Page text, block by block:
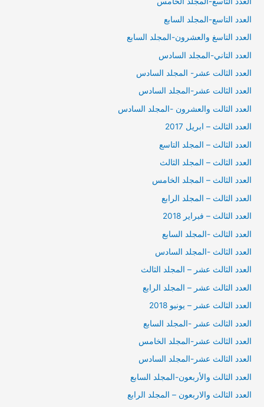
العدد التاسع-المجلد السابع
العدد التاسغ والعشرون-المجلد السابع
العدد التاني-المجلد السادس
العدد الثالت عشر- المجلد السادس
العدد الثالت عشر-المجلد السادس
العدد الثالت والعشرون -المجلد السادس
العدد الثالث – ابريل 2017
العدد الثالث – المجلد التاسع
العدد الثالث – المجلد الثالث
العدد الثالث – المجلد الخامس
العدد الثالث – المجلد الرابع
العدد الثالث – فبراير 2018
العدد الثالث -المجلد السابع
العدد الثالث -المجلد السادس
العدد الثالث عشر – المجلد الثالث
العدد الثالث عشر – المجلد الرابع
العدد الثالث عشر – يونيو 2018
العدد الثالث عشر -المجلد السابع
العدد الثالث عشر-المجلد الخامس
العدد الثالث عشر-المجلد السادس
العدد الثالث والأربعون-المجلد السابع
العدد الثالث والاربعون – المجلد الرابع